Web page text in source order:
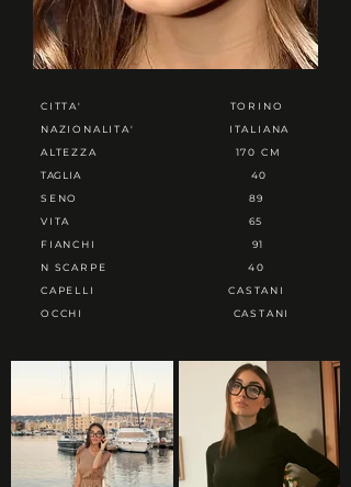
CITTA'
NAZIONALITA'
ALTEZZA
TAGLIA
SENO
VITA
FIANCHI
N SCARPE
CAPELLI
OCCHI
TORINO
ITALIANA
170 CM
40
89
65
91
40
CASTANI
CASTANI